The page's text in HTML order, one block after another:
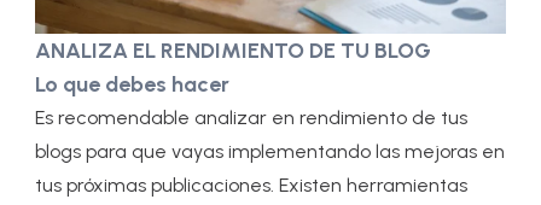
ANALIZA EL RENDIMIENTO DE TU BLOG
Lo que debes hacer
Es recomendable analizar en rendimiento de tus
blogs para que vayas implementando las mejoras en
tus próximas publicaciones. Existen herramientas